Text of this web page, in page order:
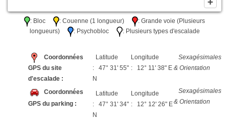
: Bloc : Couenne (1 longueur)
: Grande voie (Plusieurs
longueurs)
: Psychobloc : Plusieurs types d'escalade
Coordonnées
GPS du site
d'escalade :
Latitude
: 47° 31' 55"
N
Longitude
: 12° 11' 38" E
Sexagésimales
& Orientation
Coordonnées
GPS du parking :
Latitude
: 47° 31' 34"
N
Longitude
: 12° 12' 26" E
Sexagésimales
& Orientation